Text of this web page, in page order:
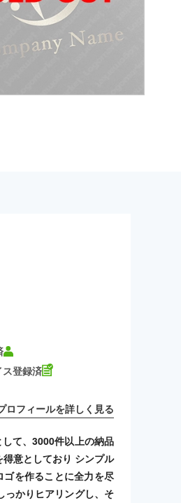
ス登録済
ロフィールを詳しく見る
て、3000件以上の納品
意としており シンプル
を作ることに全力を尽
っかりヒアリングし、そ